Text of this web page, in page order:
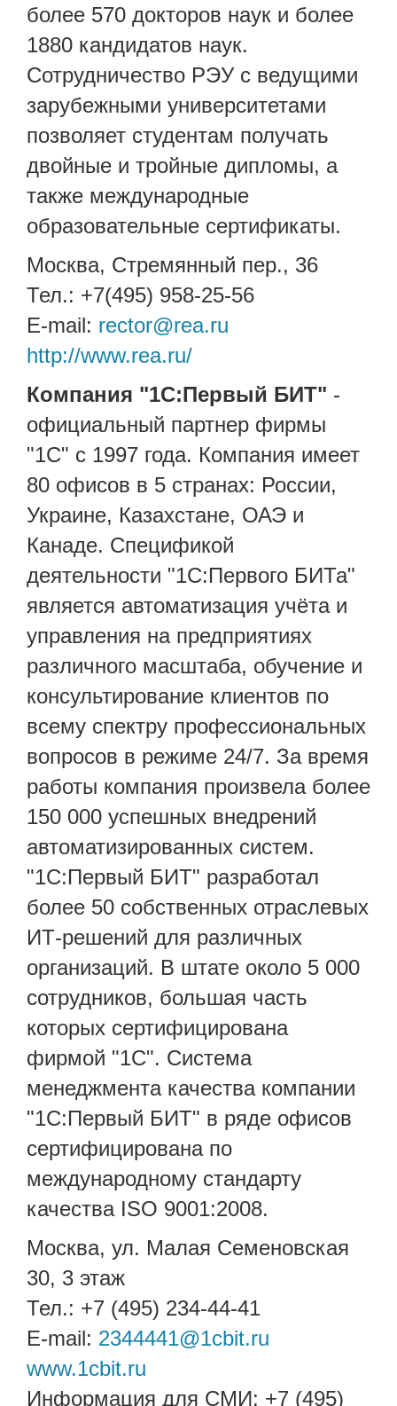
более 570 докторов наук и более
1880 кандидатов наук.
Сотрудничество РЭУ с ведущими
зарубежными университетами
позволяет студентам получать
двойные и тройные дипломы, а
также международные
образовательные сертификаты.
Москва, Стремянный пер., 36
Тел.: +7(495) 958-25-56​
E-mail: rector@rea.ru
http://www.rea.ru/
Компания "1С:Первый БИТ" -
официальный партнер фирмы
"1С" с 1997 года. Компания имеет
80 офисов в 5 странах: России,
Украине, Казахстане, ОАЭ и
Канаде. Спецификой
деятельности "1С:Первого БИТа"
является автоматизация учёта и
управления на предприятиях
различного масштаба, обучение и
консультирование клиентов по
всему спектру профессиональных
вопросов в режиме 24/7. За время
работы компания произвела более
150 000 успешных внедрений
автоматизированных систем.
"1С:Первый БИТ" разработал
более 50 собственных отраслевых
ИТ-решений для различных
организаций. В штате около 5 000
сотрудников, большая часть
которых сертифицирована
фирмой "1С". Система
менеджмента качества компании
"1С:Первый БИТ" в ряде офисов
сертифицирована по
международному стандарту
качества ISO 9001:2008.
Москва, ул. Малая Семеновская
30, 3 этаж
Тел.: +7 (495) 234-44-41
E-mail: 2344441@1cbit.ru
www.1cbit.ru
Информация для СМИ: +7 (495)